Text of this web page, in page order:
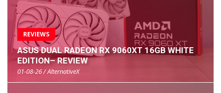
REVIEWS
ASUS DUAL RADEON RX 9060XT 16GB WHITE
EDITION– REVIEW
01-08-26 / AlternativeX